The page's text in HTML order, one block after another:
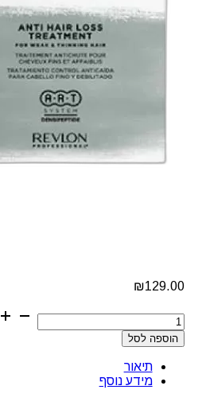
₪129.00
כמות
של
אמפולות
נשירה
הוספה לסל
תיאור
מידע נוסף